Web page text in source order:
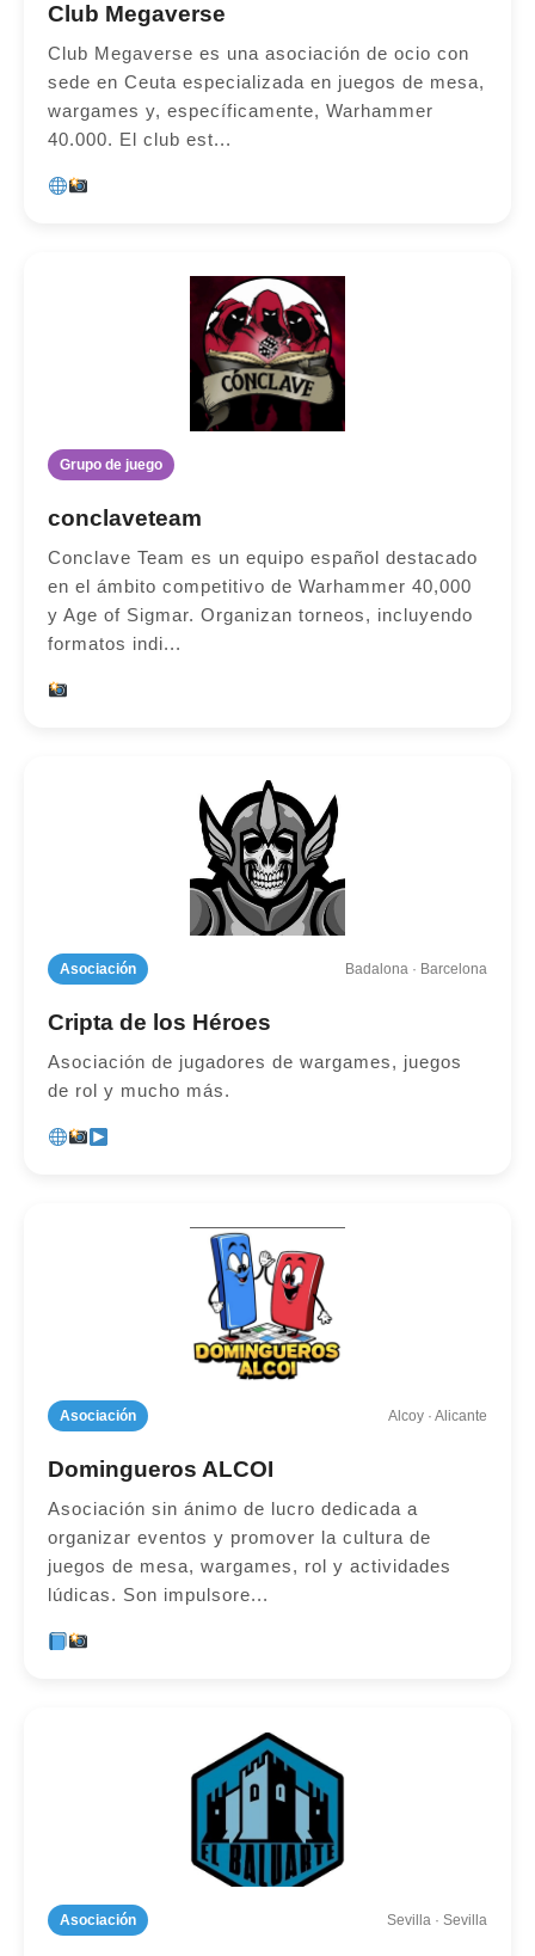
Club Megaverse
Club Megaverse es una asociación de ocio con
sede en Ceuta especializada en juegos de mesa,
wargames y, específicamente, Warhammer
40.000. El club est...
Grupo de juego
conclaveteam
Conclave Team es un equipo español destacado
en el ámbito competitivo de Warhammer 40,000
y Age of Sigmar. Organizan torneos, incluyendo
formatos indi...
Asociación Badalona · Barcelona
Cripta de los Héroes
Asociación de jugadores de wargames, juegos
de rol y mucho más.
Asociación Alcoy · Alicante
Domingueros ALCOI
Asociación sin ánimo de lucro dedicada a
organizar eventos y promover la cultura de
juegos de mesa, wargames, rol y actividades
lúdicas. Son impulsore...
Asociación Sevilla · Sevilla